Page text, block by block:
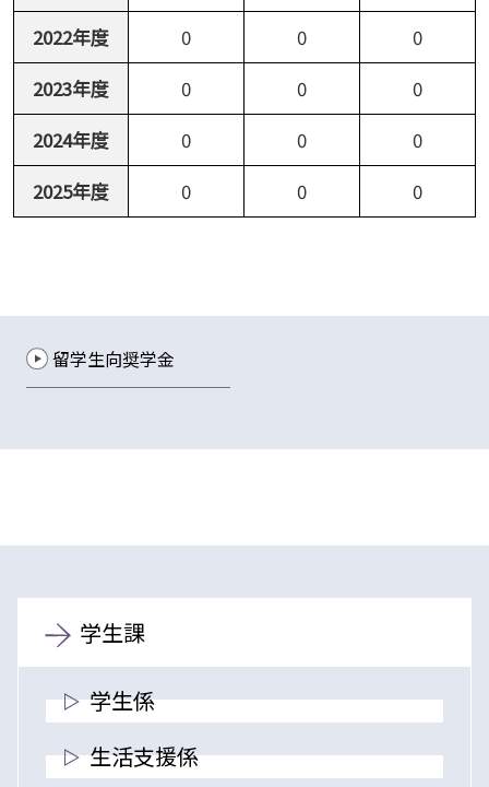
留学生向奨学金
2022年度
0 0
0
2023年度
0 0
0
2024年度
0 0
0
2025年度
0 0 0
学生課
学生係
生活支援係